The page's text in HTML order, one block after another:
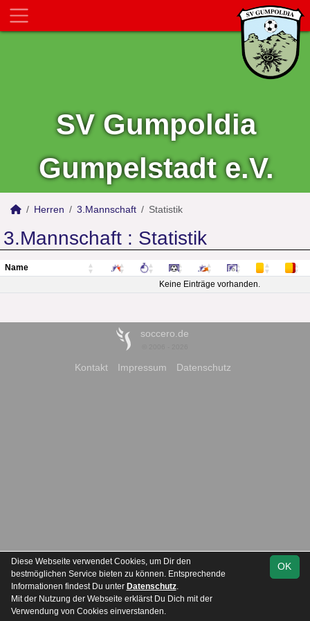
SV Gumpoldia
Gumpelstadt e.V.
Herren 3.Mannschaft Statistik
Team
1. Kreisklasse
Staffel 3
Spielplan
3.Mannschaft : Statistik
Name
Keine Einträge vorhanden.
soccero.de
Kontakt Impressum Datenschutz
OK
Diese Webseite verwendet Cookies, um Dir den
bestmöglichen Service bieten zu können. Entsprechende
Informationen findest Du unter Datenschutz.
Mit der Nutzung der Webseite erklärst Du Dich mit der
Verwendung von Cookies einverstanden.